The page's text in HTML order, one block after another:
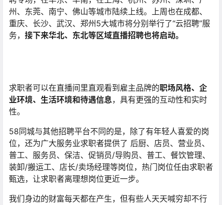
州、东莞、南宁、佛山等城市陆续上线。上周也在成都、
重庆、长沙、武汉、郑州5大城市将分别举行了“云招聘”服
务， 接下来华北、东北等区域直播招聘也将启动。
求职者可以在直播间里直观看到雇主品牌的职场风格、企
业环境、生活环境和待遇信息，具有更强的互动性和实时
性。
58同城与其他招聘平台不同的是，除了有年轻人喜爱的岗
位，还为广大服务业求职者提供了 后厨、店员、营业员、
普工、服务员、保洁、促销员/导购员、普工、餐饮管理、
装卸/搬运工、店长/卖场经理等岗位，热门岗位任由求职者
甄选，让求职者离理想岗位更近一步。
我们身边的财富每天都在产生，但有些人天天喊穷却不行